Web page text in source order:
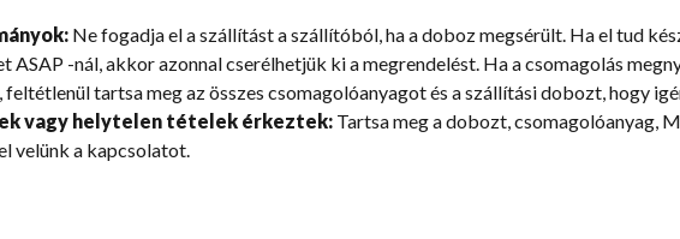
Ne fogadja el a szállítást a szállítóból, ha a doboz megsérült. Ha el tud
ASAP -nál, akkor azonnal cserélhetjük ki a megrendelést. Ha a csomagolás
tartsa meg az összes csomagolóanyagot és a szállítási dobozt, hogy
vagy helytelen tételek érkeztek: Tartsa meg a dobozt, csomagolóanyag,
velünk a kapcsolatot.